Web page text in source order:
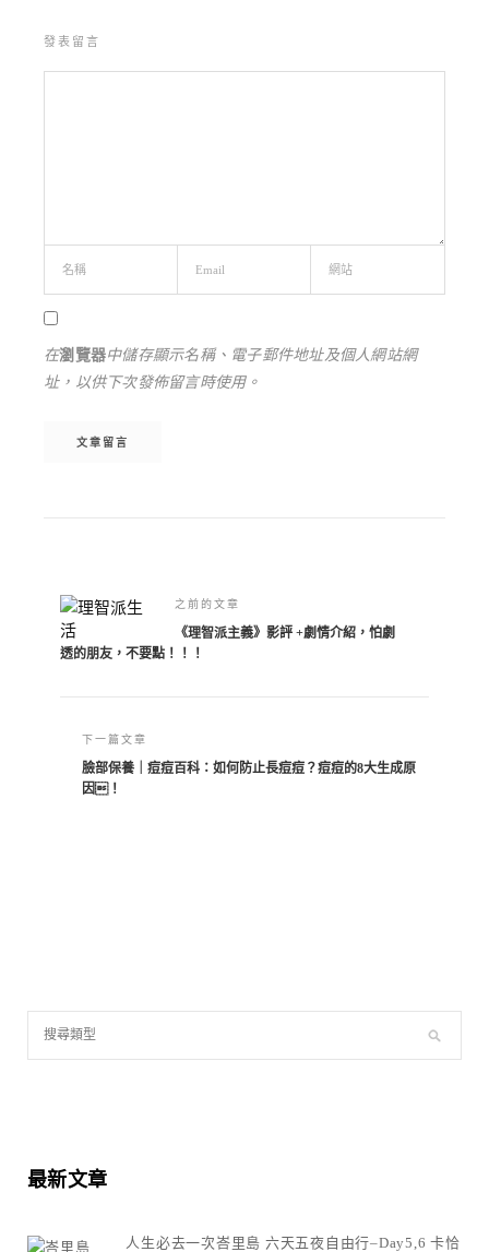
發表留言
在瀏覽器中儲存顯示名稱、電子郵件地址及個人網站網
址，以供下次發佈留言時使用。
之前的文章
《理智派主義》影評 +劇情介紹，怕劇
透的朋友，不要點！！！
下一篇文章
臉部保養｜痘痘百科：如何防止長痘痘？痘痘的8大生成原
因！
最新文章
人生必去一次峇里島 六天五夜自由行–Day5,6 卡恰